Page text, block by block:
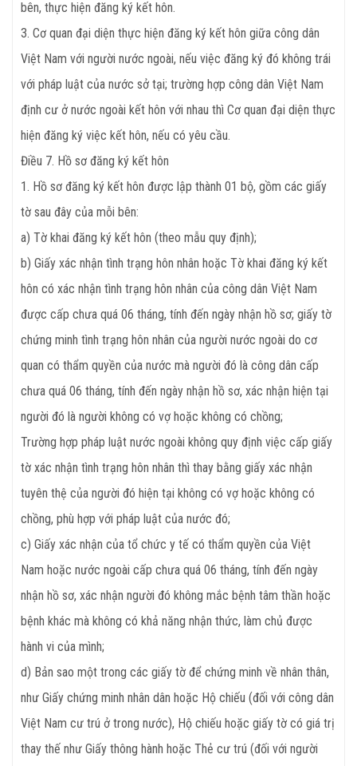
bên, thực hiện đăng ký kết hôn.
3. Cơ quan đại diện thực hiện đăng ký kết hôn giữa công dân
Việt Nam với người nước ngoài, nếu việc đăng ký đó không trái
với pháp luật của nước sở tại; trường hợp công dân Việt Nam
định cư ở nước ngoài kết hôn với nhau thì Cơ quan đại diện thực
hiện đăng ký việc kết hôn, nếu có yêu cầu.
Điều 7. Hồ sơ đăng ký kết hôn
1. Hồ sơ đăng ký kết hôn được lập thành 01 bộ, gồm các giấy
tờ sau đây của mỗi bên:
a) Tờ khai đăng ký kết hôn (theo mẫu quy định);
b) Giấy xác nhận tình trạng hôn nhân hoặc Tờ khai đăng ký kết
hôn có xác nhận tình trạng hôn nhân của công dân Việt Nam
được cấp chưa quá 06 tháng, tính đến ngày nhận hồ sơ; giấy tờ
chứng minh tình trạng hôn nhân của người nước ngoài do cơ
quan có thẩm quyền của nước mà người đó là công dân cấp
chưa quá 06 tháng, tính đến ngày nhận hồ sơ, xác nhận hiện tại
người đó là người không có vợ hoặc không có chồng;
Trường hợp pháp luật nước ngoài không quy định việc cấp giấy
tờ xác nhận tình trạng hôn nhân thì thay bằng giấy xác nhận
tuyên thệ của người đó hiện tại không có vợ hoặc không có
chồng, phù hợp với pháp luật của nước đó;
c) Giấy xác nhận của tổ chức y tế có thẩm quyền của Việt
Nam hoặc nước ngoài cấp chưa quá 06 tháng, tính đến ngày
nhận hồ sơ, xác nhận người đó không mắc bệnh tâm thần hoặc
bệnh khác mà không có khả năng nhận thức, làm chủ được
hành vi của mình;
d) Bản sao một trong các giấy tờ để chứng minh về nhân thân,
như Giấy chứng minh nhân dân hoặc Hộ chiếu (đối với công dân
Việt Nam cư trú ở trong nước), Hộ chiếu hoặc giấy tờ có giá trị
thay thế như Giấy thông hành hoặc Thẻ cư trú (đối với người